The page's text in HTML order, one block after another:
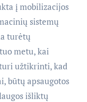
į mobilizacijos
sistemų
turėtų
metu, kai
užtikrinti, kad
būtų apsaugotos
išliktų